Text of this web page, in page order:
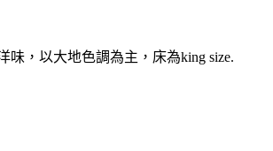
味，以大地色調為主，床為king size.